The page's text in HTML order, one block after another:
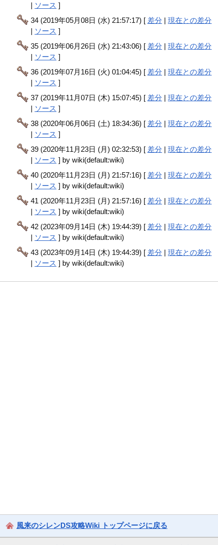
| ソース ]
34 (2019年05月08日 (水) 21:57:17) [ 差分 |現在との差分
| ソース ]
35 (2019年06月26日 (水) 21:43:06) [ 差分 |現在との差分
| ソース ]
36 (2019年07月16日 (火) 01:04:45) [ 差分 |現在との差分
| ソース ]
37 (2019年11月07日 (木) 15:07:45) [ 差分 |現在との差分
| ソース ]
38 (2020年06月06日 (土) 18:34:36) [ 差分 |現在との差分
| ソース ]
39 (2020年11月23日 (月) 02:32:53) [ 差分 |現在との差分
| ソース ] by wiki(default:wiki)
40 (2020年11月23日 (月) 21:57:16) [ 差分 |現在との差分
| ソース ] by wiki(default:wiki)
41 (2020年11月23日 (月) 21:57:16) [ 差分 |現在との差分
| ソース ] by wiki(default:wiki)
42 (2023年09月14日 (木) 19:44:39) [ 差分 |現在との差分
| ソース ] by wiki(default:wiki)
43 (2023年09月14日 (木) 19:44:39) [ 差分 |現在との差分
| ソース ] by wiki(default:wiki)
風来のシレンDS攻略Wiki トップページに戻る